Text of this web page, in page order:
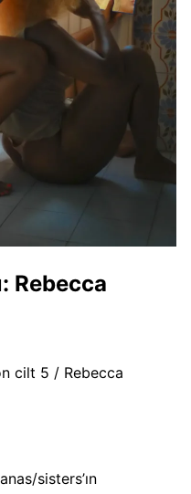
: Rebecca
cilt 5 / Rebecca
sisters’ın